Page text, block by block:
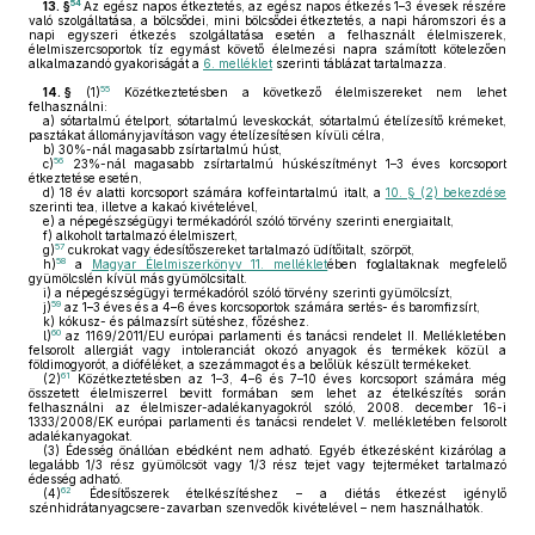
13. §54 Az egész napos étkeztetés, az egész napos étkezés 1–3 évesek részére
való szolgáltatása, a bölcsődei, mini bölcsődei étkeztetés, a napi háromszori és a
napi egyszeri étkezés szolgáltatása esetén a felhasznált élelmiszerek,
élelmiszercsoportok tíz egymást követő élelmezési napra számított kötelezően
alkalmazandó gyakoriságát a 6. melléklet szerinti táblázat tartalmazza.
14. § (1)55Közétkeztetésben a következő élelmiszereket nem lehet
felhasználni:
a) sótartalmú ételport, sótartalmú leveskockát, sótartalmú ételízesítő krémeket,
pasztákat állományjavításon vagy ételízesítésen kívüli célra,
b) 30%-nál magasabb zsírtartalmú húst,
c)56
23%-nál magasabb zsírtartalmú húskészítményt 1–3 éves korcsoport
étkeztetése esetén,
d) 18 év alatti korcsoport számára koffeintartalmú italt, a 10. § (2) bekezdése
szerinti tea, illetve a kakaó kivételével,
e) a népegészségügyi termékadóról szóló törvény szerinti energiaitalt,
f) alkoholt tartalmazó élelmiszert,
g)57 cukrokat vagy édesítőszereket tartalmazó üdítőitalt, szörpöt,
h)58 a Magyar Élelmiszerkönyv 11. mellékletében foglaltaknak megfelelő
gyümölcslén kívül más gyümölcsitalt.
i) a népegészségügyi termékadóról szóló törvény szerinti gyümölcsízt,
j)59 az 1–3 éves és a 4–6 éves korcsoportok számára sertés- és baromfizsírt,
k) kókusz- és pálmazsírt sütéshez, főzéshez.
l)60 az 1169/2011/EU európai parlamenti és tanácsi rendelet II. Mellékletében
felsorolt allergiát vagy intoleranciát okozó anyagok és termékek közül a
földimogyorót, a dióféléket, a szezámmagot és a belőlük készült termékeket.
(2)61
Közétkeztetésben az 1–3, 4–6 és 7–10 éves korcsoport számára még
összetett élelmiszerrel bevitt formában sem lehet az ételkészítés során
felhasználni az élelmiszer-adalékanyagokról szóló, 2008. december 16-i
1333/2008/EK európai parlamenti és tanácsi rendelet V. mellékletében felsorolt
adalékanyagokat.
(3) Édesség önállóan ebédként nem adható. Egyéb étkezésként kizárólag a
legalább 1/3 rész gyümölcsöt vagy 1/3 rész tejet vagy tejterméket tartalmazó
édesség adható.
(4)62
Édesítőszerek ételkészítéshez – a diétás étkezést igénylő
szénhidrátanyagcsere-zavarban szenvedők kivételével – nem használhatók.